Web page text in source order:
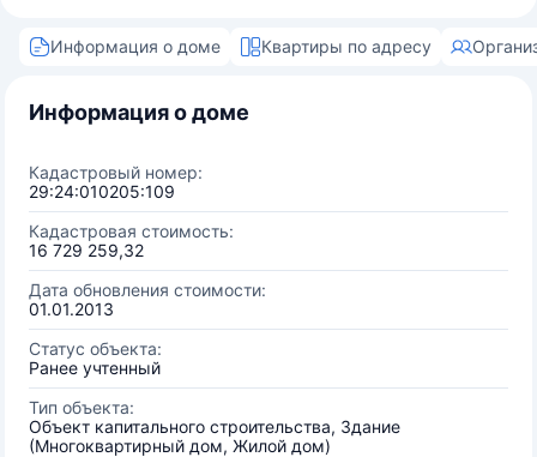
Информация о доме Квартиры по адресу
Информация о доме
Кадастровый номер:
29:24:010205:109
Кадастровая стоимость:
16 729 259,32
Дата обновления стоимости:
01.01.2013
Статус объекта:
Ранее учтенный
Тип объекта:
Объект капитального строительства, Здание
(Многоквартирный дом, Жилой дом)